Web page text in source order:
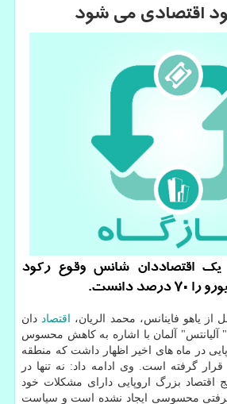
اقتصادی می شود
یك اقتصاددان شانس وقوع ركود
دانست.
از یاهو فاینانس، محمد الریان، اقتصاد دان
آلیانتس" آلمان با اشاره به كاهش محسوس
در ماه های اخیر اظهار داشت كه منطقه
قرار گرفته است. وی ادامه داد: نه تنها در
اقتصاد بزرگ اروپایی دارای مشكلات خود
محسوسی ایجاد نشده است و سیاست